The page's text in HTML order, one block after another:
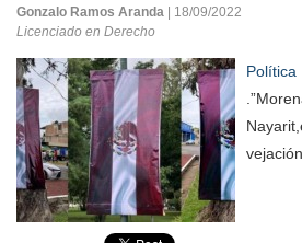
Gonzalo Ramos Aranda
| 18/09/2022
Licenciado en Derecho
Política